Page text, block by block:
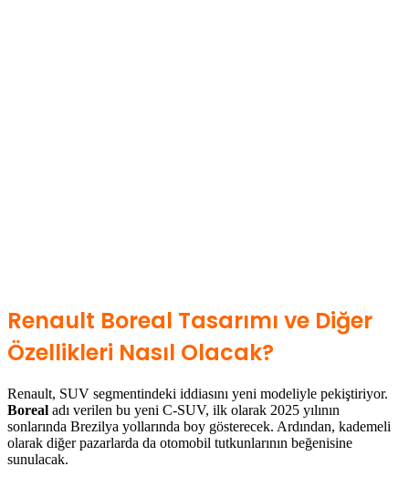
Renault Boreal Tasarımı ve Diğer
Özellikleri Nasıl Olacak?
Renault, SUV segmentindeki iddiasını yeni modeliyle pekiştiriyor.
Boreal adı verilen bu yeni C-SUV, ilk olarak 2025 yılının
sonlarında Brezilya yollarında boy gösterecek. Ardından, kademeli
olarak diğer pazarlarda da otomobil tutkunlarının beğenisine
sunulacak.